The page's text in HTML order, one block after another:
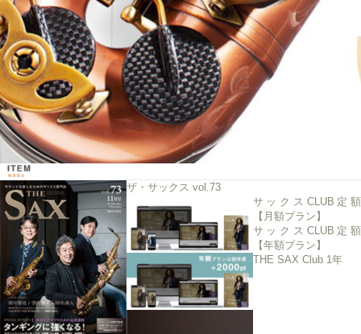
ザ・サックス vol.73
サックスCLUB定額
【月額プラン】
サックスCLUB定額
【年額プラン】
THE SAX Club 1年